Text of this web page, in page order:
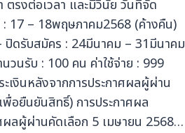
ตรงต่อเวลา และมีวินัย วันที่จัด
: 17 – 18พฤษภาคม2568 (ค้างคืน)
ปิดรับสมัคร : 24มีนาคม – 31มีนาคม
วนรับ : 100 คน ค่าใช้จ่าย : 999
ะเงินหลังจากการประกาศผลผู้ผ่าน
พื่อยืนยันสิทธิ์) การประกาศผล
ผลผู้ผ่านคัดเลือก 5 เมษายน 2568…